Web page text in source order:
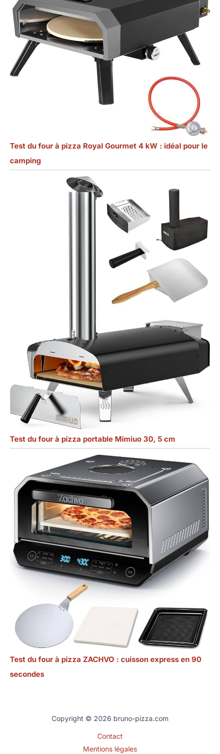
Test du four à pizza Royal Gourmet 4 kW : idéal pour le
camping
Test du four à pizza portable Mimiuo 30, 5 cm
Test du four à pizza ZACHVO : cuisson express en 90
secondes
Copyright © 2026 bruno-pizza.com
Contact
Mentions légales